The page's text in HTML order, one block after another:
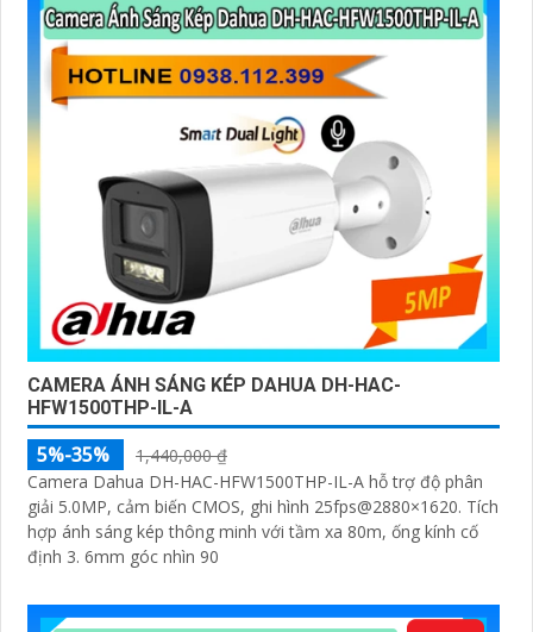
CAMERA ÁNH SÁNG KÉP DAHUA DH-HAC-
HFW1500THP-IL-A
5%-35%
1,440,000 ₫
Camera Dahua DH-HAC-HFW1500THP-IL-A hỗ trợ độ phân
giải 5.0MP, cảm biến CMOS, ghi hình 25fps@2880×1620. Tích
hợp ánh sáng kép thông minh với tầm xa 80m, ống kính cố
định 3. 6mm góc nhìn 90